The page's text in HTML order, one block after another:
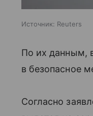
Источник: Reuters
По их данным,
в безопасное
Согласно